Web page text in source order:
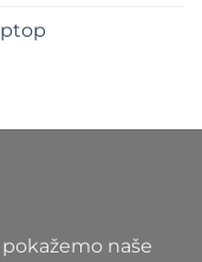
RSD
RSD
naše